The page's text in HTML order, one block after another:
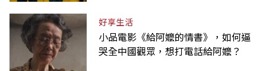
好享生活
小品電影《給阿嬤的情書》，如何逼
哭全中國觀眾，想打電話給阿嬤？